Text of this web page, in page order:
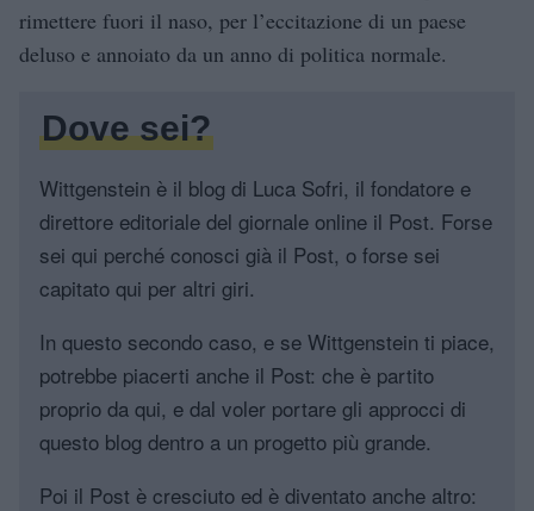
rimettere fuori il naso, per l’eccitazione di un paese
deluso e annoiato da un anno di politica normale.
Dove sei?
Wittgenstein è il blog di Luca Sofri, il fondatore e
direttore editoriale del giornale online il Post. Forse
sei qui perché conosci già il Post, o forse sei
capitato qui per altri giri.
In questo secondo caso, e se Wittgenstein ti piace,
potrebbe piacerti anche il Post: che è partito
proprio da qui, e dal voler portare gli approcci di
questo blog dentro a un progetto più grande.
Poi il Post è cresciuto ed è diventato anche altro: